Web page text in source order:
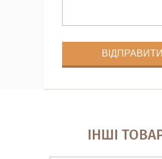
ІНШІ